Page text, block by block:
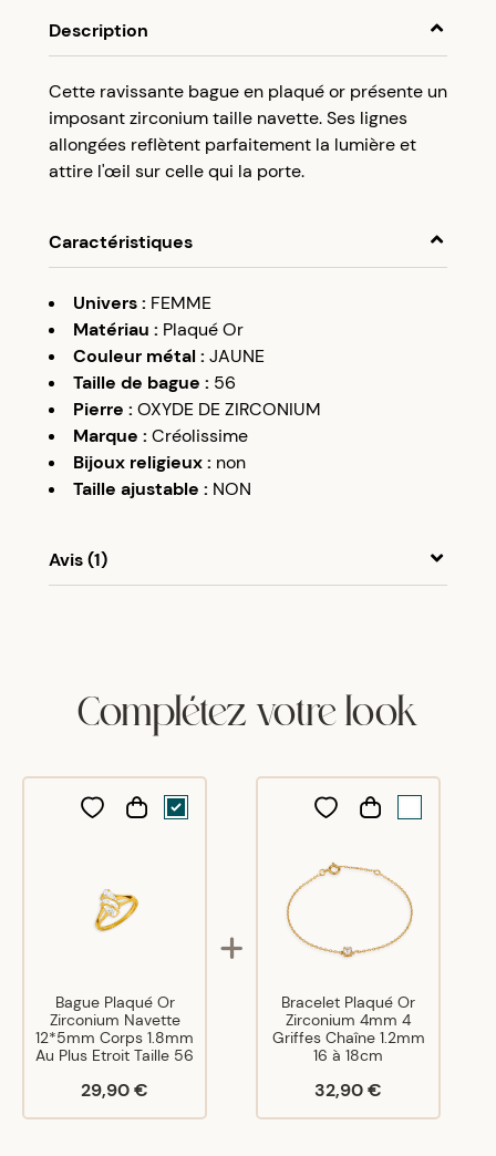
compte client et cumulez 5% de vos achats dans
votre cagnotte fidélité sans minimum d’achat.
Utilisez votre cagnotte de fidélité dès votre
prochaine commande à partir de 50€ d’achats.
Description
Cette ravissante bague en plaqué or présente un
imposant zirconium taille navette. Ses lignes
allongées reflètent parfaitement la lumière et
attire l'œil sur celle qui la porte.
Caractéristiques
Univers: FEMME
Matériau : Plaqué Or
Couleur métal: JAUNE
Taille de bague : 56
Pierre : OXYDE DE ZIRCONIUM
Marque : Créolissime
Bijoux religieux: non
Taille ajustable : NON
Avis (1)
Complétez votre look
Bague Plaqué Or
Zirconium Navette
12*5mm Corps 1.8mm
Au Plus Etroit Taille 56
29,90 €
Bracelet Plaqué Or
Zirconium 4mm 4
Griffes Chaîne 1.2mm
16 à 18cm
32,90 €